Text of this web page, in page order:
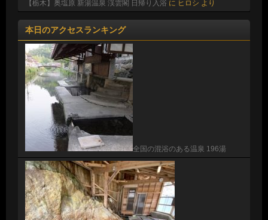
【栃木】奥塩原 新湯温泉 渓雲閣 日帰り入浴 に ヒロシ より
本日のアクセスランキング
全国の混浴のある温泉 196湯